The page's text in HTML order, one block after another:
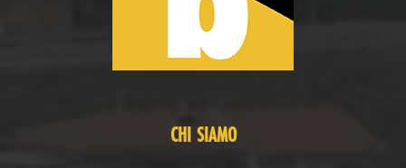
CHI SIAMO